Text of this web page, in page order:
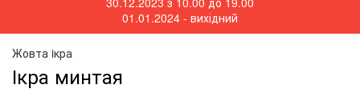
01.01.2024 - вихідний
Жовта iкра
Ікра минтая